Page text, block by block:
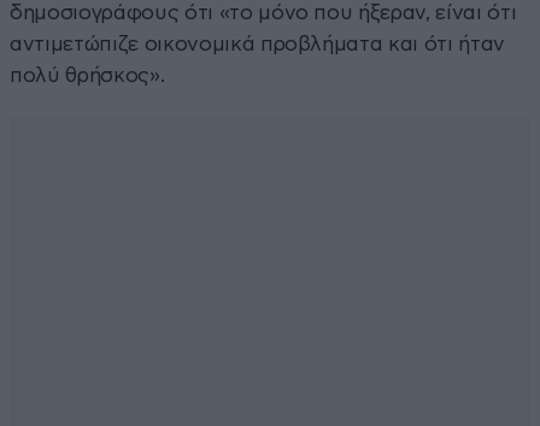
δημοσιογράφους ότι «το μόνο που ήξεραν, είναι ότι
αντιμετώπιζε οικονομικά προβλήματα και ότι ήταν
πολύ θρήσκος».